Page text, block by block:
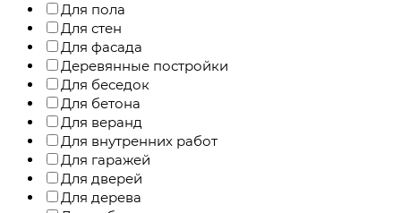
Для пола
Для стен
Для фасада
Деревянные постройки
Для беседок
Для бетона
Для веранд
Для внутренних работ
Для гаражей
Для дверей
Для дерева